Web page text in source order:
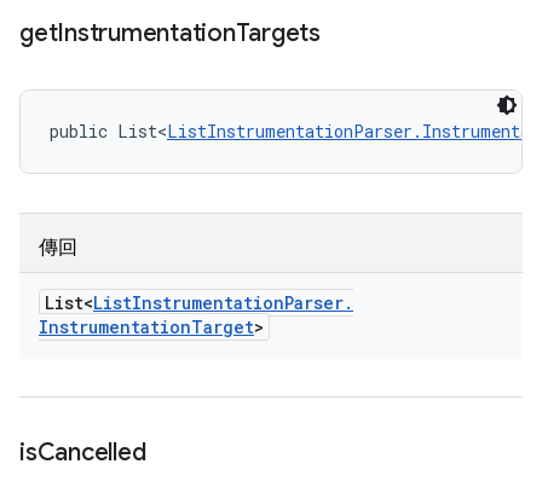
getInstrumentationTargets
public List<
傳回
List<ListInstrumentationParser.
InstrumentationTarget>
isCancelled